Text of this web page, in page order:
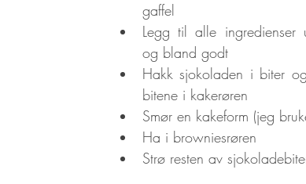
gaffel
Legg til alle ingredienser
og bland godt
Hakk sjokoladen i biter
bitene i kakerøren
Smør en kakeform (jeg
Ha i browniesrøren
Strø resten av